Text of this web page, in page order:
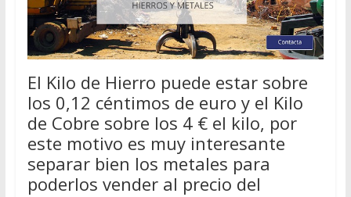
El Kilo de Hierro puede estar sobre
los 0,12 céntimos de euro y el Kilo
de Cobre sobre los 4 € el kilo, por
este motivo es muy interesante
separar bien los metales para
poderlos vender al precio del